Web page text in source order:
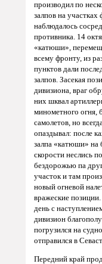
производил по
залпов на участках
наблюдалось
противника. 14
«катюши»,
всему фронту, из
пунктов дали
залпов. Засекая
дивизиона, враг
них шквал
минометного огня,
самолетов, но
опаздывал: после
залпа «катюши» на
скорости неслись
бездорожью па
участок и там
новый огневой
вражеские
день с
дивизион
погрузился на
отправился в
Передний край